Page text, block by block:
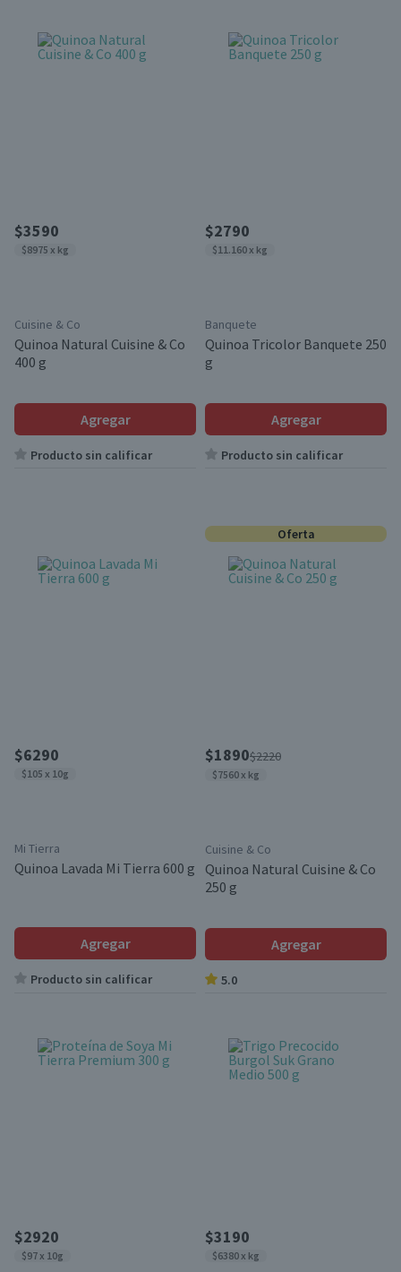
$3590
$8975 x kg
Cuisine & Co
Quinoa Natural Cuisine & Co
400 g
Agregar
Producto sin calificar
$2790
$11.160 x kg
Banquete
Quinoa Tricolor Banquete 250
g
Agregar
Producto sin calificar
$6290
$105 x 10g
Mi Tierra
Quinoa Lavada Mi Tierra 600 g
Agregar
Producto sin calificar
Oferta
$1890$2220
$7560 x kg
Cuisine & Co
Quinoa Natural Cuisine & Co
250 g
Agregar
5.0
$2920
$97 x 10g
$3190
$6380 x kg